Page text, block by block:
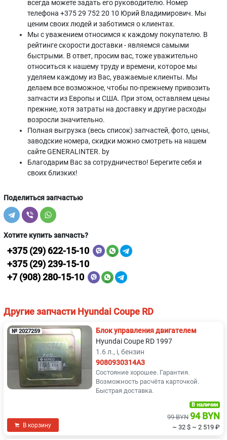
всегда можете задать его руководителю. Номер
телефона +375 29 752 20 10 Юрий Владимирович. Мы
ценим своих людей и заботимся о клиентах.
Мы с уважением относимся к каждому покупателю. В
рейтинге скорости доставки - являемся самыми
быстрыми. В ответ, просим вас, тоже уважительно
относиться к нашему труду и времени, которое мы
уделяем каждому из Вас, уважаемые клиенты. Мы
делаем все возможное, чтобы по-прежнему привозить
запчасти из Европы и США. При этом, оставляем цены
прежние, хотя затраты на доставку и другие расходы
возросли значительно.
Полная выгрузка (весь список) запчастей, фото, цены,
заводские номера, скидки можно смотреть на нашем
сайте GENERALINTER. by
Благодарим Вас за сотрудничество! Берегите себя и
своих близких!
Поделиться запчастью
Хотите купить запчасть?
+375 (29) 622-15-10
+375 (29) 239-15-10
+7 (908) 280-15-10
Другие запчасти Hyundai Coupe RD
№ 2027259
Блок управления двигателем
Hyundai Coupe RD 1997
1.6 л., i, бензин
9080930314A3
Состояние хорошее. Гарантия.
Возможность расчёта карточкой.
Быстрая доставка.
В корзину
В наличии
99 BYN 94 BYN
~ 32 $ ~ 2 519 ₽